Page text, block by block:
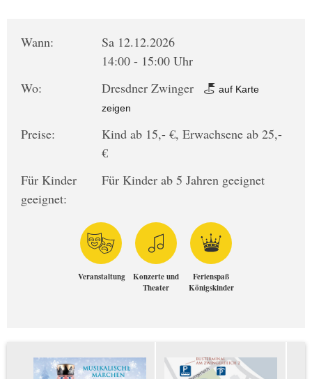
Wann:
Sa 12.12.2026
14:00 - 15:00 Uhr
Wo:
Dresdner Zwinger
auf Karte
zeigen
Preise:
Kind ab 15,- €, Erwachsene ab 25,-
€
Für Kinder
geeignet:
Für Kinder ab 5 Jahren geeignet
Veranstaltung
Konzerte und
Theater
Ferienspaß
Königskinder